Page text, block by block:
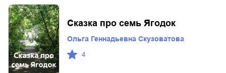
Сказка про семь Ягодок
Ольга Геннадьевна Скузоватова
4